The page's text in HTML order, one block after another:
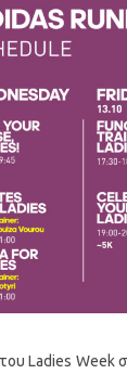
Ladies Week